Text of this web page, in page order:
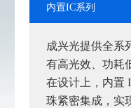
内置IC系列
成兴光提供全系
有高光效、功耗
在设计上，内置
珠紧密集成，实